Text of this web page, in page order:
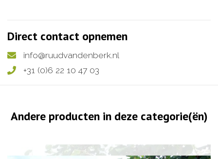
Direct contact opnemen
info@ruudvandenberk.nl
+31 (0)6 22 10 47 03
Andere producten in deze categorie(ën)